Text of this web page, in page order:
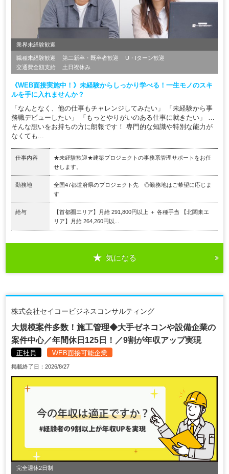
業界未経験歓迎
職種未経験歓迎 第二新卒・既卒者歓迎
U・Iターン歓迎
交通費全額支給
土日祝休み
《WEB面接実施中！》未経験からしっかり学べる！一生モノのスキ
ルを手に入れませんか？
「なんとなく、他の仕事もチャレンジしてみたい」 「未経験から事
務職デビューしたい」 「もっとやりがいのある仕事に就きたい」 …
そんな想いをお持ちの方に朗報です！ 専門的な知識や特別な能力が
なくても...
仕事内容
★未経験歓迎★建築プロジェクトの事務系管理サポートをお任
せします。
勤務地
全国47都道府県のプロジェクト先 ◎勤務地はご希望に応じま
す
給与
【首都圏エリア】月給 291,800円以上 ＋ 各種手当 【北関東エ
リア】月給 264,260円以...
気になる
株式会社セイコービジネスコンサルティング
大規模案件多数！施工管理◆大手ゼネコンや設備企業の
案件中心／年間休日125日！／9割が年収アップ実現
正社員 WEB面接可能企業
掲載終了日：2026/8/27
完全週休2日制